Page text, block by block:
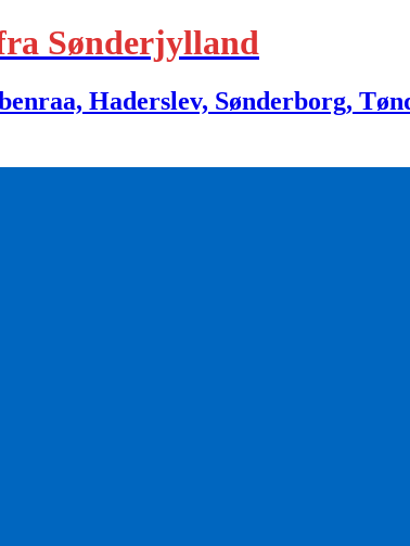
Sønderjylland
Haderslev, Sønderborg,